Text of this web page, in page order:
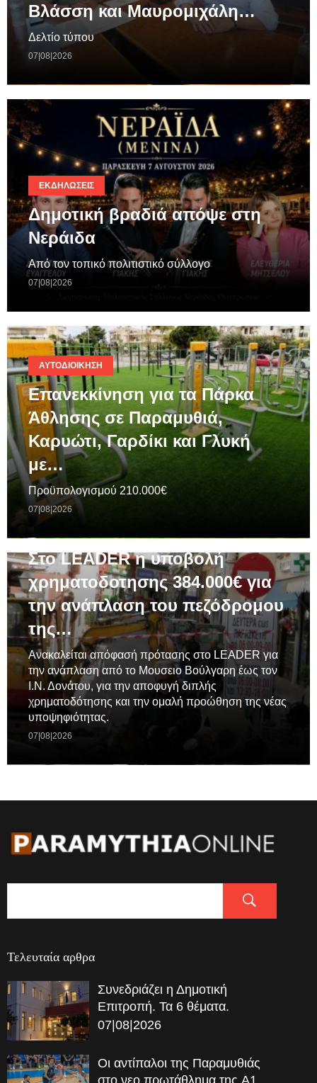
Βλάσση και Μαυρομιχάλη…
Δελτίο τύπου
07|08|2026
ΕΚΔΗΛΏΣΕΙΣ
Δημοτική βραδιά απόψε στη
Νεράιδα
Από τον τοπικό πολιτιστικό σύλλογο
07|08|2026
ΑΥΤΟΔΙΟΊΚΗΣΗ
Επανεκκίνηση για τα Πάρκα
Άθλησης σε Παραμυθιά,
Καρυώτι, Γαρδίκι και Γλυκή
με…
Προϋπολογισμού 210.000€
07|08|2026
Στο LEADER η υποβολή
χρηματοδοτησης 384.000€ για
την ανάπλαση του πεζόδρομου
της…
Ανακαλείται απόφασή πρότασης στο LEADER για
την ανάπλαση από το Μουσειο Βούλγαρη έως τον
Ι.Ν. Δονάτου, για την αποφυγή διπλής
χρηματοδότησης και την ομαλή προώθηση της νέας
υποψηφιότητας.
07|08|2026
Τελευταία αρθρα
Συνεδριάζει η Δημοτική
Επιτροπή. Τα 6 θέματα.
07|08|2026
Οι αντίπαλοι της Παραμυθιάς
στο νεο πρωτάθλημα της A1…